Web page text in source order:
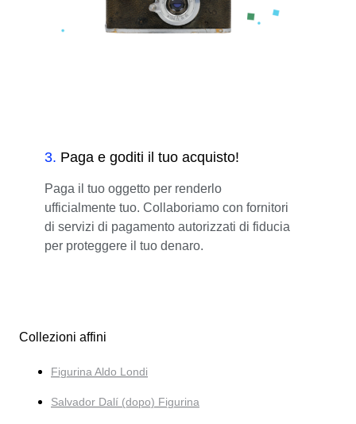
3. Paga e goditi il tuo acquisto!
Paga il tuo oggetto per renderlo
ufficialmente tuo. Collaboriamo con fornitori
di servizi di pagamento autorizzati di fiducia
per proteggere il tuo denaro.
Collezioni affini
Figurina Aldo Londi
Salvador Dalí (dopo) Figurina